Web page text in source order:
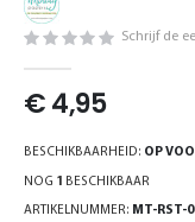
de
afbeeldingen-
gallerij
Schrijf de
€ 4,95
BESCHIKBAARHEID: OP
NOG 1 BESCHIKBAAR
ARTIKELNUMMER MT-RST-